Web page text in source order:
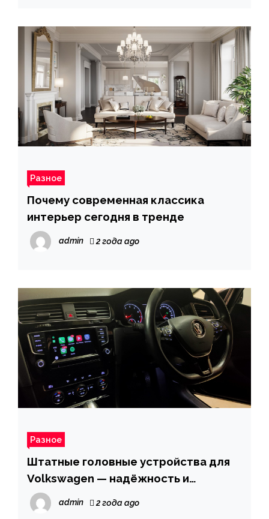
Разное
Почему современная классика
интерьер сегодня в тренде
admin 2 года ago
Разное
Штатные головные устройства для
Volkswagen — надёжность и
многофункциональность
admin 2 года ago